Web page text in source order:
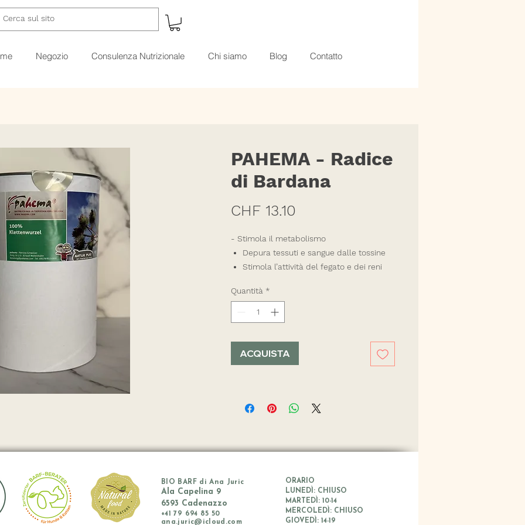
Negozio Consulenza Nutrizionale Chi siamo Blog Contatto
PAHEMA - Radice
di Bardana
CHF 13.10
- Stimola il metabolismo
Depura tessuti e sangue dalle tossine
Stimola l’attività del fegato e dei reni
disintossicazione e autodepurazione
Ha un elevato contenuto di inulina e
quindi prebiotica
epatoprotettive
antimicrobiche
Quantità *
ACQUISTA
BIO BARF di Ana Juric
Ala Capelina 9
6593 Cadenazzo
+4179 694 85 50
ana.juric@icloud.com
ORARIO
LUNEDÌ: CHIUSO
MARTEDÌ: 10-14
MERCOLEDÌ: CHIUSO
GIOVEDÌ: 14-19